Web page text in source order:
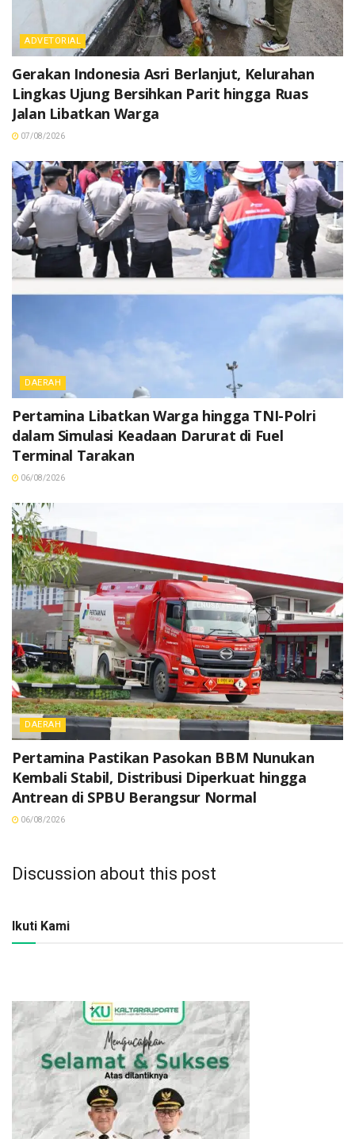
ADVETORIAL
Gerakan Indonesia Asri Berlanjut, Kelurahan
Lingkas Ujung Bersihkan Parit hingga Ruas
Jalan Libatkan Warga
07/08/2026
DAERAH
Pertamina Libatkan Warga hingga TNI-Polri
dalam Simulasi Keadaan Darurat di Fuel
Terminal Tarakan
06/08/2026
DAERAH
Pertamina Pastikan Pasokan BBM Nunukan
Kembali Stabil, Distribusi Diperkuat hingga
Antrean di SPBU Berangsur Normal
06/08/2026
Discussion about this post
Ikuti Kami